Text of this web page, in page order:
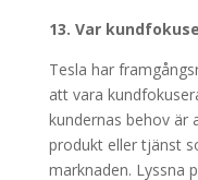
13. Var
Tesla har
att vara
kundernas behov är
produkt eller tjänst
marknaden. Lyssna